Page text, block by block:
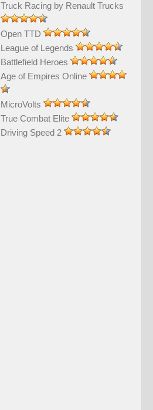
Truck Racing by Renault Trucks
Open TTD
League of Legends
Battlefield Heroes
Age of Empires Online
MicroVolts
True Combat Elite
Driving Speed 2